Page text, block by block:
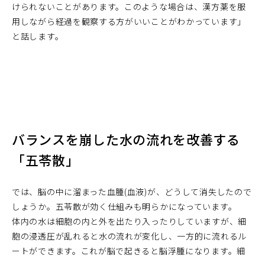
けられないことがあります。このような場合は、漢方薬を服
用しながら経過を観察する方がいいことがわかっています」
と話します。
バランスを崩した水の流れを改善する
「五苓散」
では、脳の中に溜まった血腫(血液)が、どうして消失したので
しょうか。五苓散が効く仕組みも明らかになっています。
体内の水は細胞の内と外を出たり入ったりしていますが、細
胞の浸透圧が乱れると水の流れが変化し、一方的に流れるル
ートができます。これが脳で起きると脳浮腫になります。細